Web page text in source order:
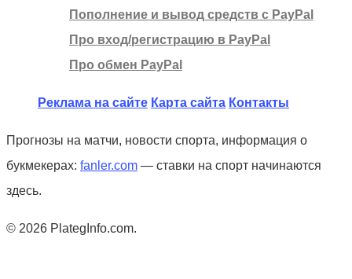
Пополнение и вывод средств с PayPal
Про вход/регистрацию в PayPal
Про обмен PayPal
Реклама на сайте Карта сайта Контакты
Прогнозы на матчи, новости спорта, информация о
букмекерах: fanler.com — ставки на спорт начинаются
здесь.
© 2026 PlategInfo.com.